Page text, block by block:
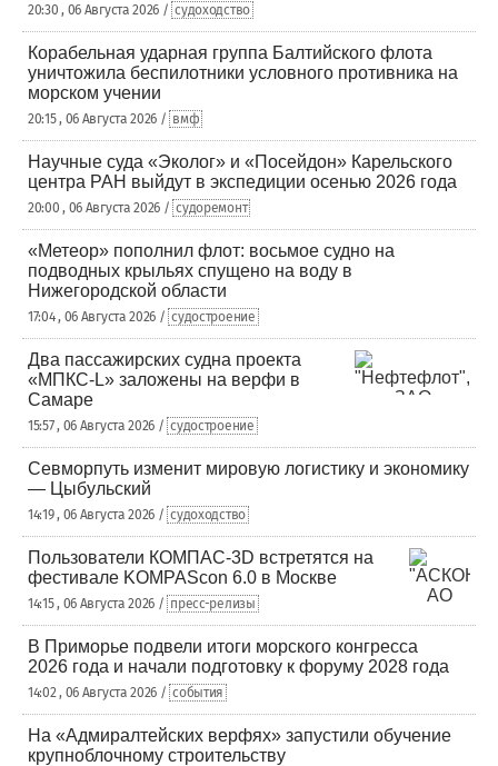
20:30 , 06 Августа 2026 / судоходство
Корабельная ударная группа Балтийского флота
уничтожила беспилотники условного противника на
морском учении
20:15 , 06 Августа 2026 / вмф
Научные суда «Эколог» и «Посейдон» Карельского
центра РАН выйдут в экспедиции осенью 2026 года
20:00 , 06 Августа 2026 / судоремонт
«Метеор» пополнил флот: восьмое судно на
подводных крыльях спущено на воду в
Нижегородской области
17:04 , 06 Августа 2026 / судостроение
Два пассажирских судна проекта
«МПКС-L» заложены на верфи в
Самаре
15:57 , 06 Августа 2026 / судостроение
Севморпуть изменит мировую логистику и экономику
— Цыбульский
14:19 , 06 Августа 2026 / судоходство
Пользователи КОМПАС-3D встретятся на
фестивале KOMPAScon 6.0 в Москве
14:15 , 06 Августа 2026 / пресс-релизы
В Приморье подвели итоги морского конгресса
2026 года и начали подготовку к форуму 2028 года
14:02 , 06 Августа 2026 / события
На «Адмиралтейских верфях» запустили обучение
крупноблочному строительству